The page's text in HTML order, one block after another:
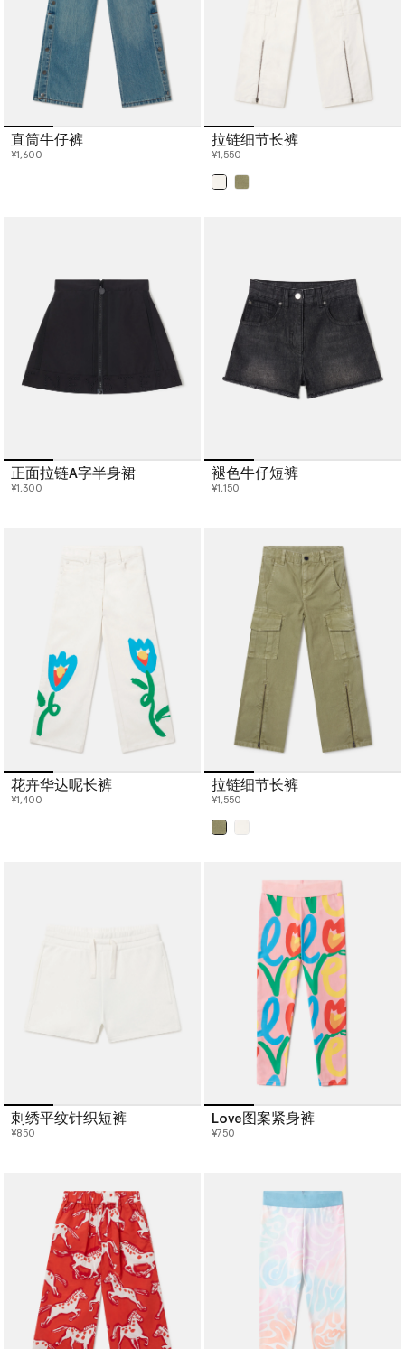
直筒牛仔裤
¥1,600
拉链细节长裤
¥1,550
正面拉链A字半身裙
¥1,300
褪色牛仔短裤
¥1,150
花卉华达呢长裤
¥1,400
拉链细节长裤
¥1,550
刺绣平纹针织短裤
¥850
Love图案紧身裤
¥750